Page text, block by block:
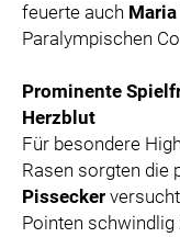
feuerte auch
Paralympischen
Prominente
Herzblut
Für besondere
Rasen sorgten die
Pissecker
Pointen schwindlig